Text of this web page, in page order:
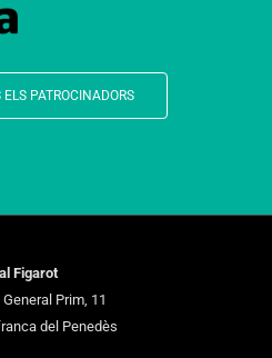
ELS PATROCINADORS
Figarot
Prim, 11
del Penedès